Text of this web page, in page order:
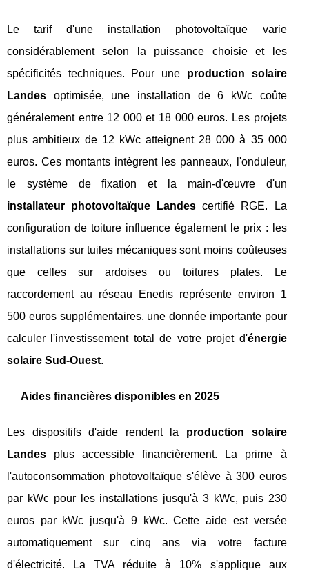
Le tarif d'une installation photovoltaïque varie
considérablement selon la puissance choisie et les
spécificités techniques. Pour une production solaire
Landes optimisée, une installation de 6 kWc coûte
généralement entre 12 000 et 18 000 euros. Les projets
plus ambitieux de 12 kWc atteignent 28 000 à 35 000
euros. Ces montants intègrent les panneaux, l'onduleur,
le système de fixation et la main-d'œuvre d'un
installateur photovoltaïque Landes certifié RGE. La
configuration de toiture influence également le prix : les
installations sur tuiles mécaniques sont moins coûteuses
que celles sur ardoises ou toitures plates. Le
raccordement au réseau Enedis représente environ 1
500 euros supplémentaires, une donnée importante pour
calculer l'investissement total de votre projet d'énergie
solaire Sud-Ouest.
Aides financières disponibles en 2025
Les dispositifs d'aide rendent la production solaire
Landes plus accessible financièrement. La prime à
l'autoconsommation photovoltaïque s'élève à 300 euros
par kWc pour les installations jusqu'à 3 kWc, puis 230
euros par kWc jusqu'à 9 kWc. Cette aide est versée
automatiquement sur cinq ans via votre facture
d'électricité. La TVA réduite à 10% s'applique aux